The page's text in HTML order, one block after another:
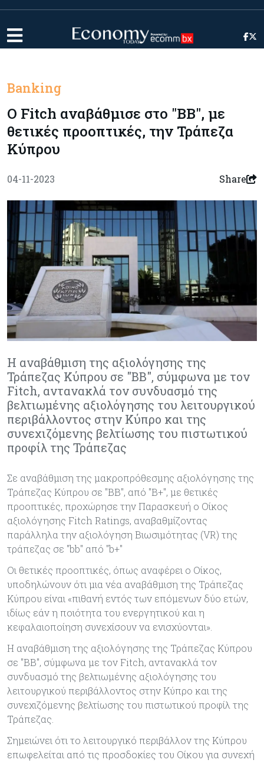
Banking
Ο Fitch αναβάθμισε στο "BB", με
θετικές προοπτικές, την Τράπεζα
Κύπρου
04-11-2023 Share
Η αναβάθμιση της αξιολόγησης της
Τράπεζας Κύπρου σε "BB", σύμφωνα με τον
Fitch, αντανακλά τον συνδυασμό της
βελτιωμένης αξιολόγησης του λειτουργικού
περιβάλλοντος στην Κύπρο και της
συνεχιζόμενης βελτίωσης του πιστωτικού
προφίλ της Τράπεζας
Σε αναβάθμιση της μακροπρόθεσμης αξιολόγησης της
Τράπεζας Κύπρου σε "BB", από "B+", με θετικές
προοπτικές, προχώρησε την Παρασκευή ο Οίκος
αξιολόγησης Fitch Ratings, αναβαθμίζοντας
παράλληλα την αξιολόγηση Βιωσιμότητας (VR) της
τράπεζας σε "bb" από "b+"
Οι θετικές προοπτικές, όπως αναφέρει ο Οίκος,
υποδηλώνουν ότι μια νέα αναβάθμιση της Τράπεζας
Κύπρου είναι «πιθανή εντός των επόμενων δύο ετών,
ιδίως εάν η ποιότητα του ενεργητικού και η
κεφαλαιοποίηση συνεχίσουν να ενισχύονται».
Η αναβάθμιση της αξιολόγησης της Τράπεζας Κύπρου
σε "BB", σύμφωνα με τον Fitch, αντανακλά τον
συνδυασμό της βελτιωμένης αξιολόγησης του
λειτουργικού περιβάλλοντος στην Κύπρο και της
συνεχιζόμενης βελτίωσης του πιστωτικού προφίλ της
Τράπεζας.
Σημειώνει ότι το λειτουργικό περιβάλλον της Κύπρου
επωφελείται από τις προσδοκίες του Οίκου για συνεχή